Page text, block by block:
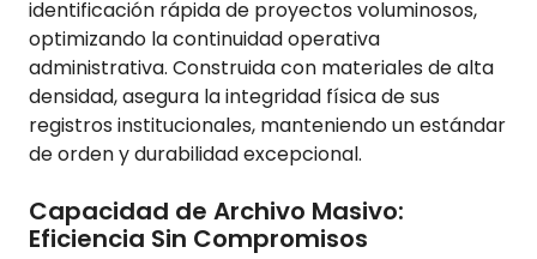
identificación rápida de proyectos voluminosos,
optimizando la continuidad operativa
administrativa. Construida con materiales de alta
densidad, asegura la integridad física de sus
registros institucionales, manteniendo un estándar
de orden y durabilidad excepcional.
Capacidad de Archivo Masivo:
Eficiencia Sin Compromisos